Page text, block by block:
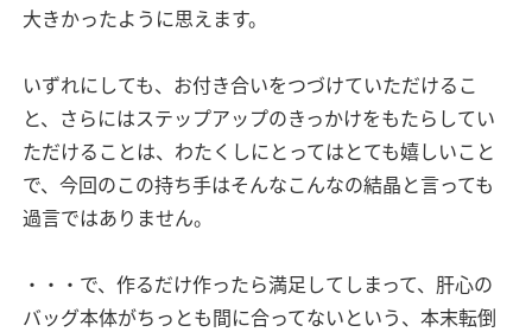
大きかったように思えます。
いずれにしても、お付き合いをつづけていただけるこ
と、さらにはステップアップのきっかけをもたらしてい
ただけることは、わたくしにとってはとても嬉しいこと
で、今回のこの持ち手はそんなこんなの結晶と言っても
過言ではありません。
・・・で、作るだけ作ったら満足してしまって、肝心の
バッグ本体がちっとも間に合ってないという、本末転倒